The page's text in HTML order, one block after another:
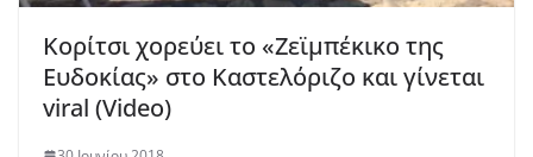
Κορίτσι χορεύει το «Ζεϊμπέκικο της
Ευδοκίας» στο Καστελόριζο και γίνεται
viral (Video)